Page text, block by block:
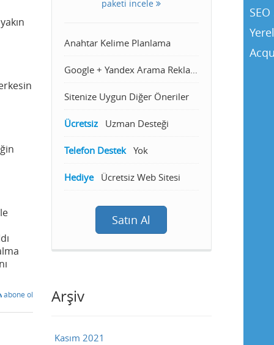
abone ol
paketi incele
Anahtar Kelime Planlama
Google + Yandex Arama Reklamcılığı
Sitenize Uygun Diğer Öneriler
Ücretsiz Uzman Desteği
Telefon Destek Yok
Hediye Ücretsiz Web Sitesi
Satın Al
Arşiv
Kasım 2021